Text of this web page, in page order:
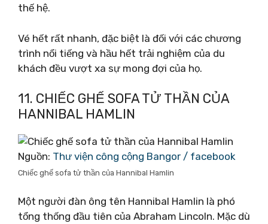
thế hệ.
Vé hết rất nhanh, đặc biệt là đối với các chương
trình nổi tiếng và hầu hết trải nghiệm của du
khách đều vượt xa sự mong đợi của họ.
11. CHIẾC GHẾ SOFA TỬ THẦN CỦA
HANNIBAL HAMLIN
Nguồn: Thư viện công cộng Bangor / facebook
Chiếc ghế sofa tử thần của Hannibal Hamlin
Một người đàn ông tên Hannibal Hamlin là phó
tổng thống đầu tiên của Abraham Lincoln. Mặc dù